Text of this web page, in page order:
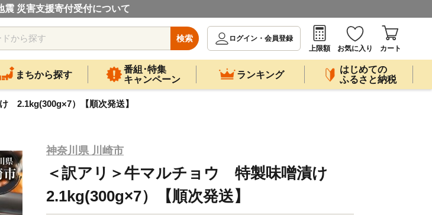
震 災害支援寄付受付について
検索
ログイン・会員登録
上限額
お気に入り カート
まちから探す
番組･特集
キャンペーン
ランキング
はじめての
ふるさと納税
2.1kg(300g×7）【順次発送】
神奈川県 川崎市
＜訳アリ＞牛マルチョウ 特製味噌漬け
2.1kg(300g×7）【順次発送】